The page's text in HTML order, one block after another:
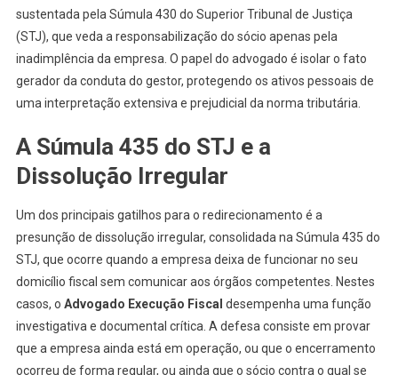
sustentada pela Súmula 430 do Superior Tribunal de Justiça
(STJ), que veda a responsabilização do sócio apenas pela
inadimplência da empresa. O papel do advogado é isolar o fato
gerador da conduta do gestor, protegendo os ativos pessoais de
uma interpretação extensiva e prejudicial da norma tributária.
A Súmula 435 do STJ e a
Dissolução Irregular
Um dos principais gatilhos para o redirecionamento é a
presunção de dissolução irregular, consolidada na Súmula 435 do
STJ, que ocorre quando a empresa deixa de funcionar no seu
domicílio fiscal sem comunicar aos órgãos competentes. Nestes
casos, o Advogado Execução Fiscal desempenha uma função
investigativa e documental crítica. A defesa consiste em provar
que a empresa ainda está em operação, ou que o encerramento
ocorreu de forma regular, ou ainda que o sócio contra o qual se